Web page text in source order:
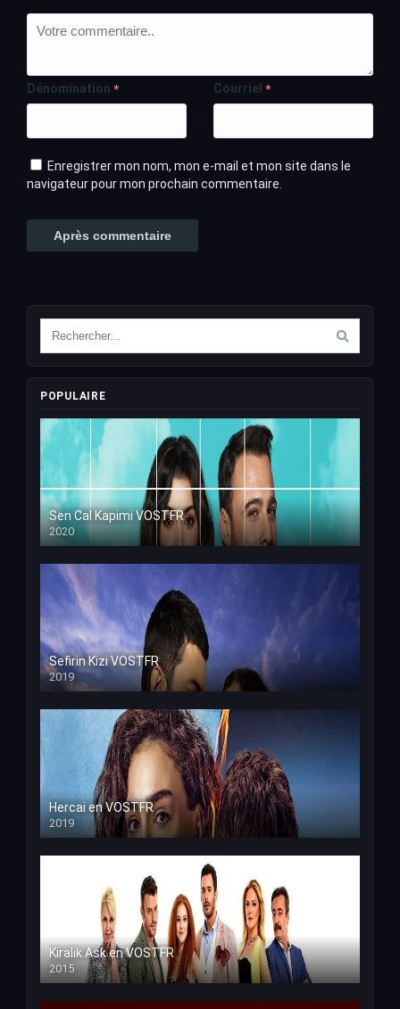
Dénomination * Courriel *
Enregistrer mon nom, mon e-mail et mon site dans le
navigateur pour mon prochain commentaire.
POPULAIRE
Sen Cal Kapimi VOSTFR
2020
Sefirin Kizi VOSTFR
2019
Hercai en VOSTFR
2019
Kiralik Ask en VOSTFR
2015